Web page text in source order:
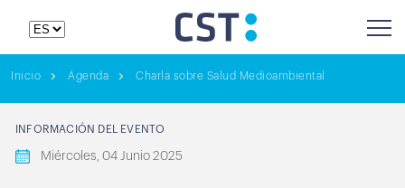
Inicio Agenda Charla sobre Salud Medioambiental
INFORMACIÓN DEL EVENTO
Miércoles, 04 Junio 2025